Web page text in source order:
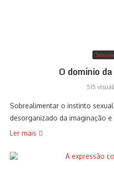
O domínio
515
Sobrealimentar o instinto
desorganizado da imaginação
Ler mais